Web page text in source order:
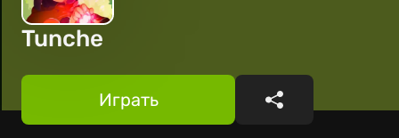
Tunche
Играть Поделиться